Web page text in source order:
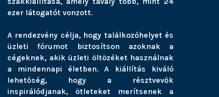
ezer látogatót vonzott.
A rendezvény célja, hogy találkozóhelyet és
üzleti fórumot biztosítson azoknak a
cégeknek, akik üzleti öltözéket használnak
a mindennapi életben. A kiállítás kiváló
lehetőség, hogy a résztvevők
inspirálódjanak, ötleteket merítsenek a